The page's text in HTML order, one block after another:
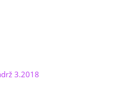
3.2018